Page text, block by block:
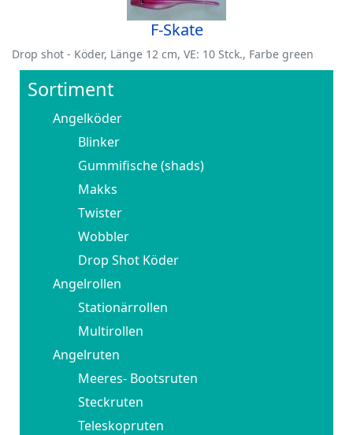
F-Skate
Drop shot - Köder, Länge 12 cm, VE: 10 Stck., Farbe green
Sortiment
Angelköder
Blinker
Gummifische (shads)
Makks
Twister
Wobbler
Drop Shot Köder
Angelrollen
Stationärrollen
Multirollen
Angelruten
Meeres- Bootsruten
Steckruten
Teleskopruten